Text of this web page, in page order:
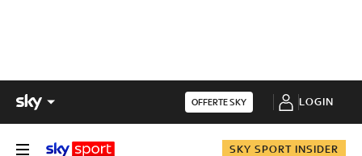
OFFERTE SKY LOGIN
SKY SPORT INSIDER